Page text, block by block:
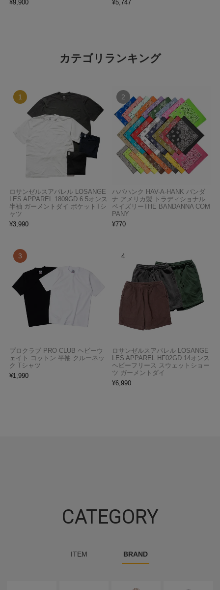
¥9,900
¥5,747
カテゴリランキング
ロサンゼルスアパレル LOSANGE
LES APPAREL 1809GD 6.5オンス
半袖 ガーメントダイ ポケットTシ
ャツ
¥3,990
ハバハンク HAV-A-HANK バンダ
ナ アメリカ製 トラディショナル
ペイズリーTHE BANDANNA COM
PANY
¥770
プロクラブ PRO CLUB ヘビーウ
ェイト コットン 半袖 クルーネッ
ク Tシャツ
¥1,990
ロサンゼルスアパレル LOSANGE
LES APPAREL HF02GD 14オンス
ヘビーフリース スウェットショー
ツ ガーメントダイ
¥6,990
CATEGORY
ITEM BRAND